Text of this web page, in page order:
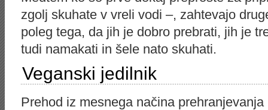
zgolj skuhate v vreli vodi –, zahtevajo
poleg tega, da jih je dobro prebrati, jih je
tudi namakati in šele nato skuhati.
Veganski jedilnik
Prehod iz mesnega načina